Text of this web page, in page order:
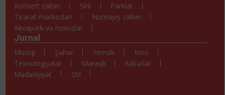
Konsert zalları
Sirk
Parklar
Ticarət mərkəzləri
Nümayiş zalları
Akvapark və hovuzlar
Jurnal
Musiqi Şəhər Yemək
Kino
Texnologiyalar
Maraqlı
Xəbərlər
Mədəniyyət
Stil